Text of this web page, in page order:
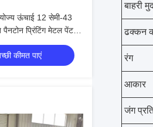
ऊंचाई 12 सेमी-43
प्रिंटिंग मेटल पेंट
कीमत पाएं
बाहरी
ढक्कन
रंग
आकार
जंग